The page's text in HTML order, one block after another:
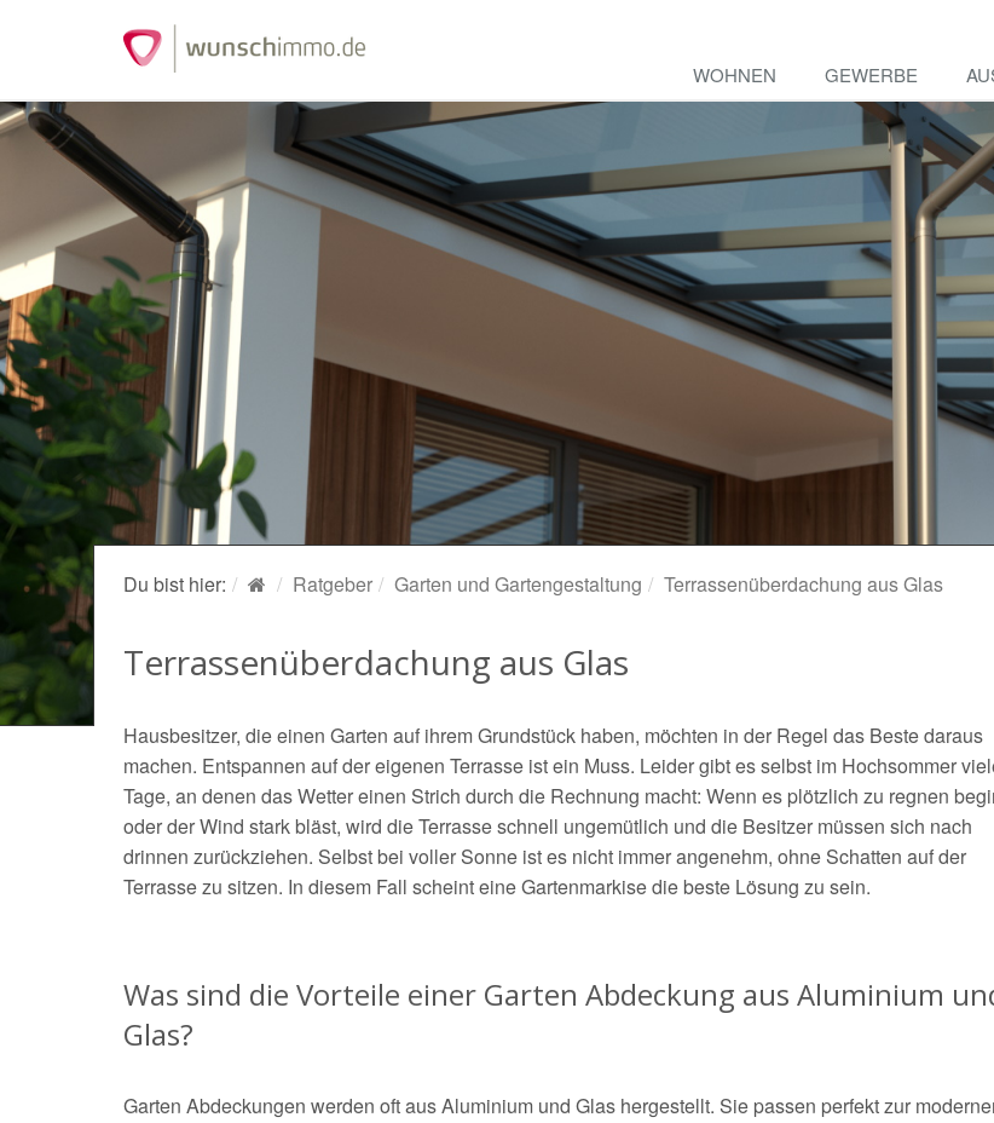
WOHNEN GEWERBE
Du bist hier: Ratgeber Garten und Gartengestaltung Terrassenüberdachung aus Glas
Terrassenüberdachung aus Glas
Hausbesitzer, die einen Garten auf ihrem Grundstück haben, möchten in der Regel das Beste daraus
machen. Entspannen auf der eigenen Terrasse ist ein Muss. Leider gibt es selbst im Hochsommer
Tage, an denen das Wetter einen Strich durch die Rechnung macht: Wenn es plötzlich zu regnen
oder der Wind stark bläst, wird die Terrasse schnell ungemütlich und die Besitzer müssen sich nach
drinnen zurückziehen. Selbst bei voller Sonne ist es nicht immer angenehm, ohne Schatten auf der
Terrasse zu sitzen. In diesem Fall scheint eine Gartenmarkise die beste Lösung zu sein.
Was sind die Vorteile einer Garten Abdeckung aus Aluminium
Glas?
Garten Abdeckungen werden oft aus Aluminium und Glas hergestellt. Sie passen perfekt zur